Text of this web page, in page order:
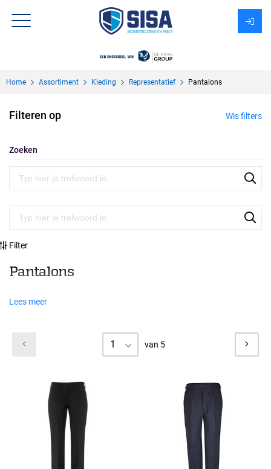
Over Sisa
KMS
Uitzendbureau?
Home Assortiment Kleding Representatief Pantalons
Filteren op Wis filters
Zoeken
Filter
Pantalons
Lees meer
1 van 5